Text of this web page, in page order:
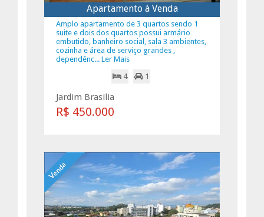
Apartamento à Venda
Amplo apartamento de 3 quartos sendo 1
suite e dois dos quartos possui armário
embutido, banheiro social, sala 3 ambientes,
cozinha e área de serviço grandes ,
dependênc... Ler Mais
4
1
Jardim Brasilia
R$ 450.000
Venda